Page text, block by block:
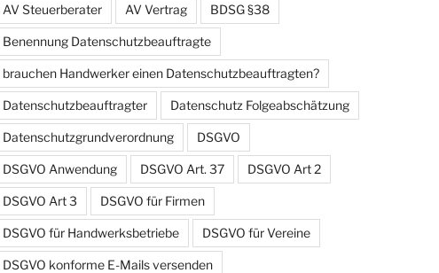
AV Steuerberater AV Vertrag BDSG §38
Benennung Datenschutzbeauftragte
brauchen Handwerker einen Datenschutzbeauftragten?
Datenschutzbeauftragter Datenschutz Folgeabschätzung
Datenschutzgrundverordnung DSGVO
DSGVO Anwendung DSGVO Art. 37 DSGVO Art 2
DSGVO Art 3 DSGVO für Firmen
DSGVO für Handwerksbetriebe DSGVO für Vereine
DSGVO konforme E-Mails versenden